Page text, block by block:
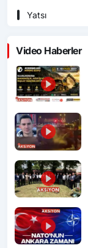
Yatsı
Video Haberler